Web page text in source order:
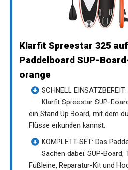
Klarfit Spreestar 325
Paddelboard SUP-
orange
SCHNELL
Klarfit Spreestar SUP-
ein Stand Up Board, mit dem
Flüsse erkunden kannst.
KOMPLETT-SET: Das
Sachen dabei. SUP-Board,
Fußleine, Reparatur-Kit und